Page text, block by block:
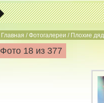
Главная /Фотогалереи / Плохие
Фото 18 из 377